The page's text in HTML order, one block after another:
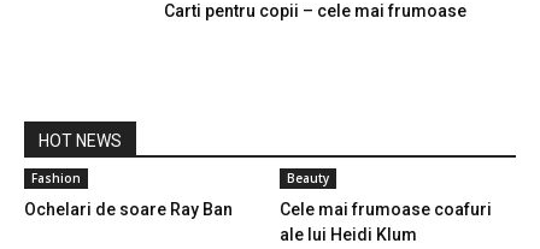
Carti pentru copii – cele mai frumoase
HOT NEWS
Fashion
Ochelari de soare Ray Ban
Beauty
Cele mai frumoase coafuri
ale lui Heidi Klum